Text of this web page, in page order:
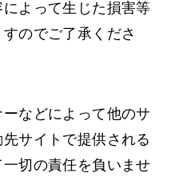
よって生じた損害等
のでご了承くださ
などによって他のサ
サイトで提供される
切の責任を負いませ